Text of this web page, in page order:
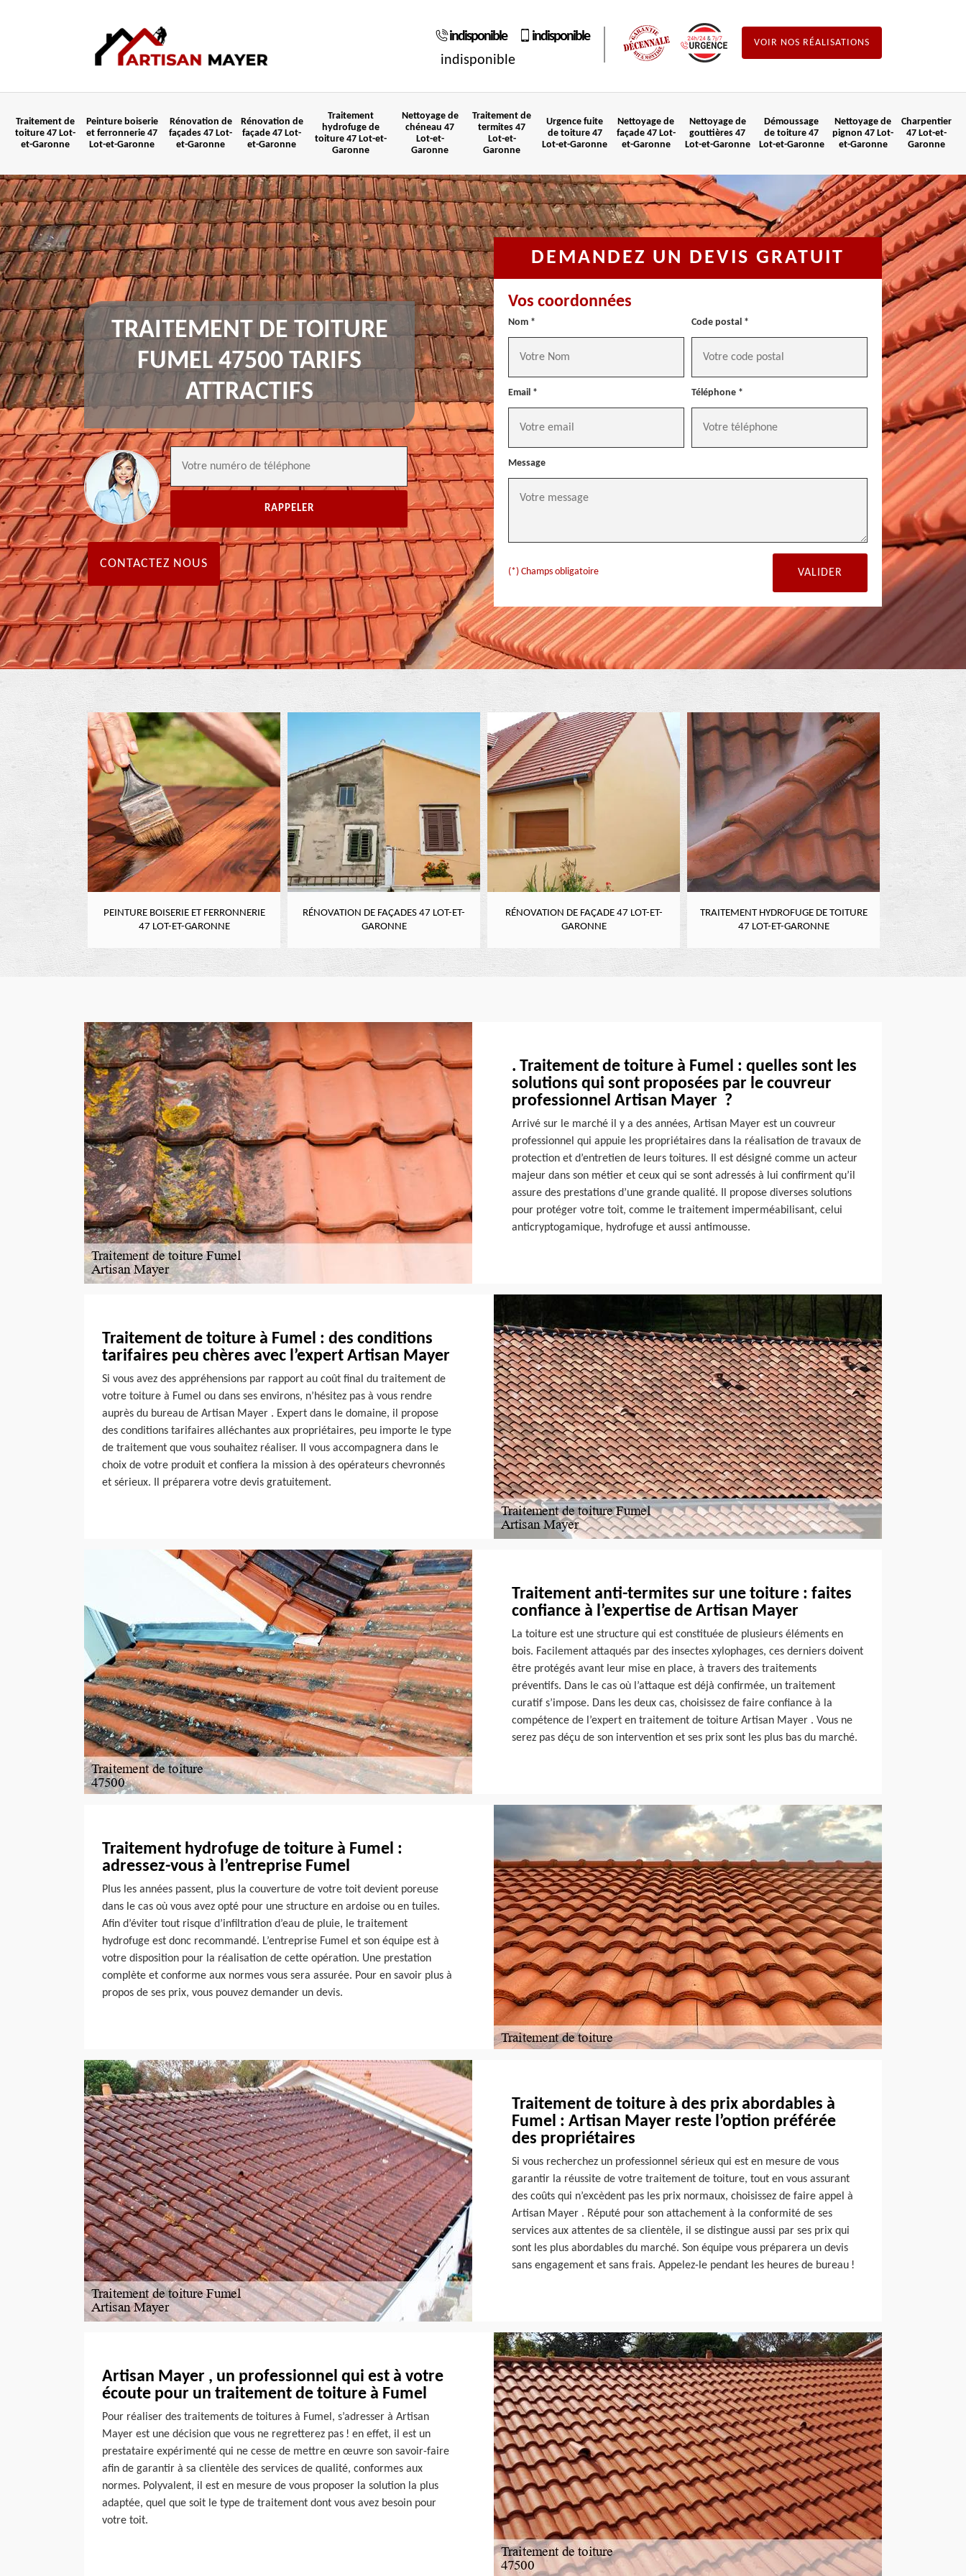
indisponible
indisponible
indisponible
VOIR NOS RÉALISATIONS
Traitement de
toiture 47 Lot-
et-Garonne
Peinture boiserie
et ferronnerie 47
Lot-et-Garonne
Rénovation de
façades 47 Lot-
et-Garonne
Rénovation de
façade 47 Lot-
et-Garonne
Traitement
hydrofuge de
toiture 47 Lot-et-
Garonne
Nettoyage de
chéneau 47
Lot-et-
Garonne
Traitement de
termites 47
Lot-et-
Garonne
Urgence fuite
de toiture 47
Lot-et-Garonne
Nettoyage de
façade 47 Lot-
et-Garonne
Nettoyage de
gouttières 47
Lot-et-Garonne
Démoussage
de toiture 47
Lot-et-Garonne
Nettoyage de
pignon 47 Lot-
et-Garonne
Charpentier
47 Lot-et-
Garonne
TRAITEMENT DE TOITURE
FUMEL 47500 TARIFS
ATTRACTIFS
CONTACTEZ NOUS
DEMANDEZ UN DEVIS GRATUIT
Vos coordonnées
Nom * Code postal *
Email * Téléphone *
Message
(*) Champs obligatoire
PEINTURE BOISERIE ET FERRONNERIE
47 LOT-ET-GARONNE
RÉNOVATION DE FAÇADES 47 LOT-ET-
GARONNE
RÉNOVATION DE FAÇADE 47 LOT-ET-
GARONNE
TRAITEMENT HYDROFUGE DE TOITURE
47 LOT-ET-GARONNE
. Traitement de toiture à Fumel : quelles sont les
solutions qui sont proposées par le couvreur
professionnel Artisan Mayer ?
Arrivé sur le marché il y a des années, Artisan Mayer est un couvreur
professionnel qui appuie les propriétaires dans la réalisation de travaux de
protection et d’entretien de leurs toitures. Il est désigné comme un acteur
majeur dans son métier et ceux qui se sont adressés à lui confirment qu’il
assure des prestations d’une grande qualité. Il propose diverses solutions
pour protéger votre toit, comme le traitement imperméabilisant, celui
anticryptogamique, hydrofuge et aussi antimousse.
Traitement de toiture à Fumel : des conditions
tarifaires peu chères avec l’expert Artisan Mayer
Si vous avez des appréhensions par rapport au coût final du traitement de
votre toiture à Fumel ou dans ses environs, n’hésitez pas à vous rendre
auprès du bureau de Artisan Mayer . Expert dans le domaine, il propose
des conditions tarifaires alléchantes aux propriétaires, peu importe le type
de traitement que vous souhaitez réaliser. Il vous accompagnera dans le
choix de votre produit et confiera la mission à des opérateurs chevronnés
et sérieux. Il préparera votre devis gratuitement.
Traitement anti-termites sur une toiture : faites
confiance à l’expertise de Artisan Mayer
La toiture est une structure qui est constituée de plusieurs éléments en
bois. Facilement attaqués par des insectes xylophages, ces derniers doivent
être protégés avant leur mise en place, à travers des traitements
préventifs. Dans le cas où l’attaque est déjà confirmée, un traitement
curatif s’impose. Dans les deux cas, choisissez de faire confiance à la
compétence de l’expert en traitement de toiture Artisan Mayer . Vous ne
serez pas déçu de son intervention et ses prix sont les plus bas du marché.
Traitement hydrofuge de toiture à Fumel :
adressez-vous à l’entreprise Fumel
Plus les années passent, plus la couverture de votre toit devient poreuse
dans le cas où vous avez opté pour une structure en ardoise ou en tuiles.
Afin d’éviter tout risque d’infiltration d’eau de pluie, le traitement
hydrofuge est donc recommandé. L’entreprise Fumel et son équipe est à
votre disposition pour la réalisation de cette opération. Une prestation
complète et conforme aux normes vous sera assurée. Pour en savoir plus à
propos de ses prix, vous pouvez demander un devis.
Traitement de toiture à des prix abordables à
Fumel : Artisan Mayer reste l’option préférée
des propriétaires
Si vous recherchez un professionnel sérieux qui est en mesure de vous
garantir la réussite de votre traitement de toiture, tout en vous assurant
des coûts qui n’excèdent pas les prix normaux, choisissez de faire appel à
Artisan Mayer . Réputé pour son attachement à la conformité de ses
services aux attentes de sa clientèle, il se distingue aussi par ses prix qui
sont les plus abordables du marché. Son équipe vous préparera un devis
sans engagement et sans frais. Appelez-le pendant les heures de bureau !
Artisan Mayer , un professionnel qui est à votre
écoute pour un traitement de toiture à Fumel
Pour réaliser des traitements de toitures à Fumel, s’adresser à Artisan
Mayer est une décision que vous ne regretterez pas ! en effet, il est un
prestataire expérimenté qui ne cesse de mettre en œuvre son savoir-faire
afin de garantir à sa clientèle des services de qualité, conformes aux
normes. Polyvalent, il est en mesure de vous proposer la solution la plus
adaptée, quel que soit le type de traitement dont vous avez besoin pour
votre toit.